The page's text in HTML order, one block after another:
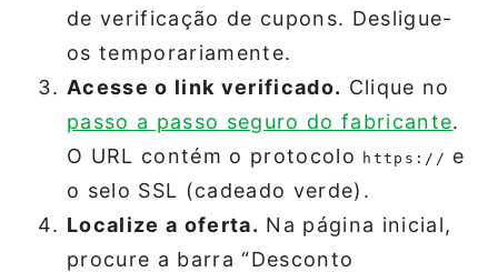
de verificação de cupons. Desligue-
os temporariamente.
Acesse o link verificado. Clique no
passo a passo seguro do fabricante.
O URL contém o protocolo
https:// e
o selo SSL (cadeado verde).
Localize a oferta. Na página inicial,
procure a barra “Desconto